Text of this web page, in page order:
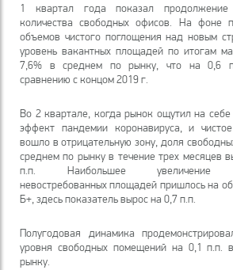
1 квартал года показал продолжение
количества свободных офисов. На фоне
объемов чистого поглощения над новым
уровень вакантных площадей по итогам
7,6% в среднем по рынку, что на 0,6
сравнению с концом 2019 г.
Во 2 квартале, когда рынок ощутил на
эффект пандемии коронавируса, и
вошло в отрицательную зону, доля
среднем по рынку в течение трех месяцев
п.п. Наибольшее увеличение
невостребованных площадей пришлось на
Б+, здесь показатель вырос на 0,7 п.п.
Полугодовая динамика
уровня свободных помещений на 0,1 п.п.
рынку.